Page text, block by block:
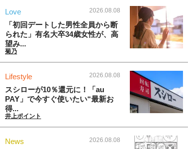
Love 2026.08.08
「初回デートした男性全員から断
られた」有名大卒34歳女性が、高
望み...
菊乃
Lifestyle 2026.08.08
スシローが10％還元に！「au
PAY」で今すぐ使いたい“最新お
得...
井上ポイント
News 2026.08.08